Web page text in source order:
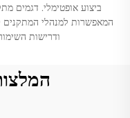
ביצוע אופטימלי. דגמים
המאפשרות למנהלי המתקנים
ודרישות